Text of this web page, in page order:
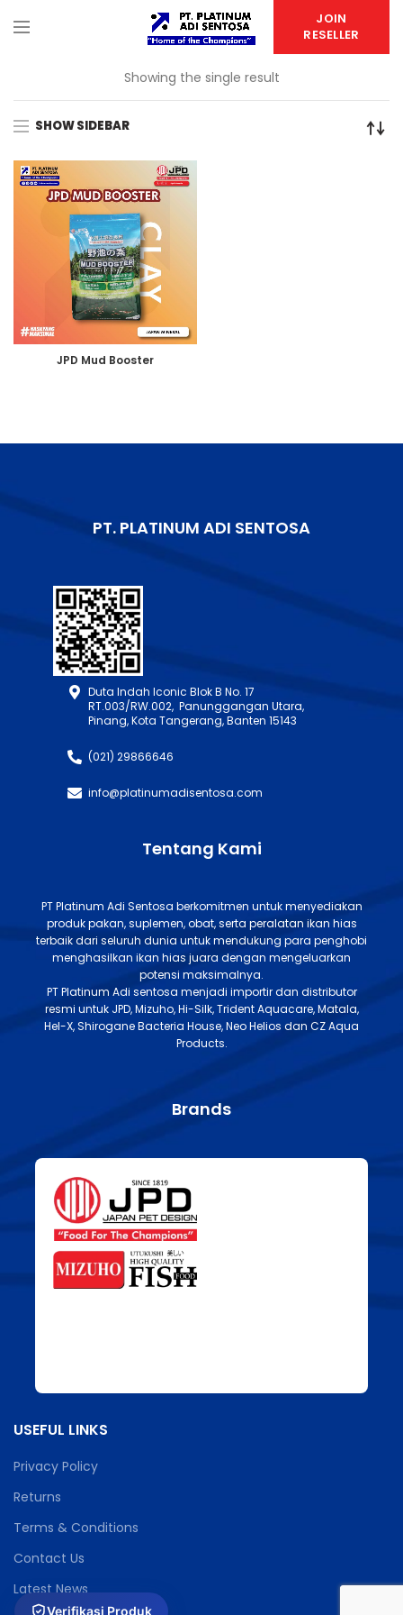
JOIN
RESELLER
Showing the single result
SHOW SIDEBAR
JPD Mud Booster
PT. PLATINUM ADI SENTOSA
Duta Indah Iconic Blok B No. 17
RT.003/RW.002, Panunggangan Utara,
Pinang, Kota Tangerang, Banten 15143
(021) 29866646
info@platinumadisentosa.com
Tentang Kami
PT Platinum Adi Sentosa berkomitmen untuk menyediakan
produk pakan, suplemen, obat, serta peralatan ikan hias
terbaik dari seluruh dunia untuk mendukung para penghobi
menghasilkan ikan hias juara dengan mengeluarkan
potensi maksimalnya.
PT Platinum Adi sentosa menjadi importir dan distributor
resmi untuk JPD, Mizuho, Hi-Silk, Trident Aquacare, Matala,
Hel-X, Shirogane Bacteria House, Neo Helios dan CZ Aqua
Products.
Brands
USEFUL LINKS
Privacy Policy
Returns
Terms & Conditions
Contact Us
Latest News
Verifikasi Produk